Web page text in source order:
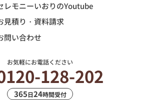
レモニーいおりのYoutube
見積り・資料請求
問い合わせ
お気軽にお電話ください
128-202
365日24時間受付